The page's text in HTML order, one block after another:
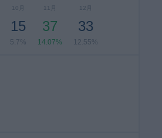
10月
15
5.7%
11月
37
14.07%
12月
33
12.55%